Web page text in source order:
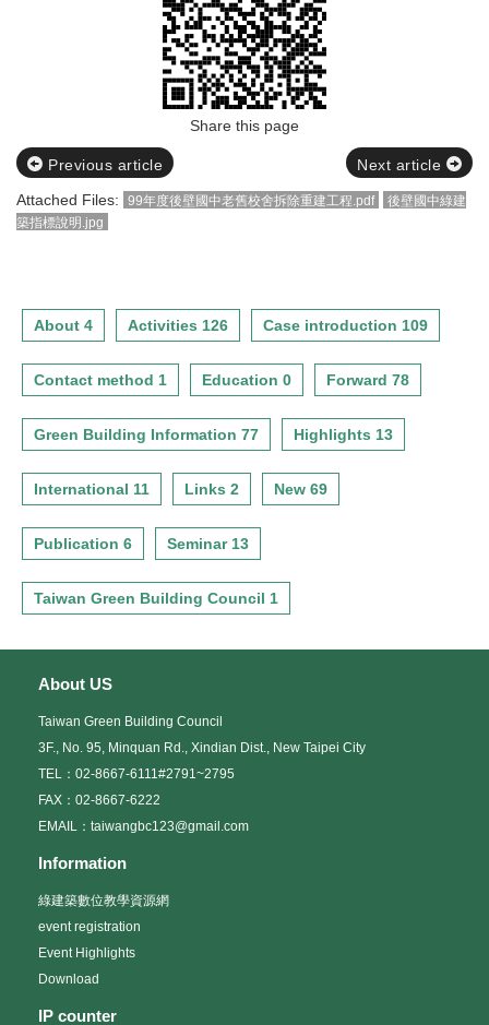
Share this page
Previous article
Next article
Attached Files:
99年度後壁國中老舊校舍拆除重建工程.pdf
後壁國中綠建
築指標說明.jpg
About 4 Activities 126 Case introduction 109
Contact method 1 Education 0 Forward 78
Green Building Information 77 Highlights 13
International 11 Links 2 New 69
Publication 6 Seminar 13
Taiwan Green Building Council 1
About US
Taiwan Green Building Council
3F., No. 95, Minquan Rd., Xindian Dist., New Taipei City
TEL：02-8667-6111#2791~2795
FAX：02-8667-6222
EMAIL：taiwangbc123@gmail.com
Information
綠建築數位教學資源網
event registration
Event Highlights
Download
IP counter